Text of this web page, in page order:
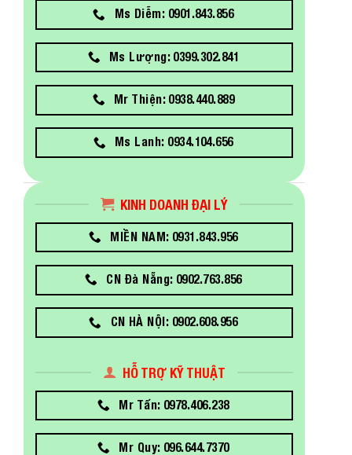
Ms Diễm: 0901.843.856
Ms Lượng: 0399.302.841
Mr Thiện: 0938.440.889
Ms Lanh: 0934.104.656
KINH DOANH ĐẠI LÝ
MIỀN NAM: 0931.843.956
CN Đà Nẵng: 0902.763.856
CN HÀ NỘI: 0902.608.956
HỖ TRỢ KỸ THUẬT
Mr Tấn: 0978.406.238
Mr Quy: 096.644.7370